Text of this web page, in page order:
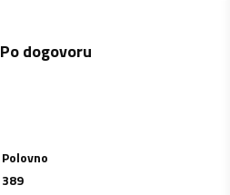
Po dogovoru
Polovno
389